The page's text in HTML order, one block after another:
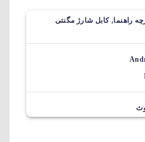
راهنما, کابل شارژ مگنتی